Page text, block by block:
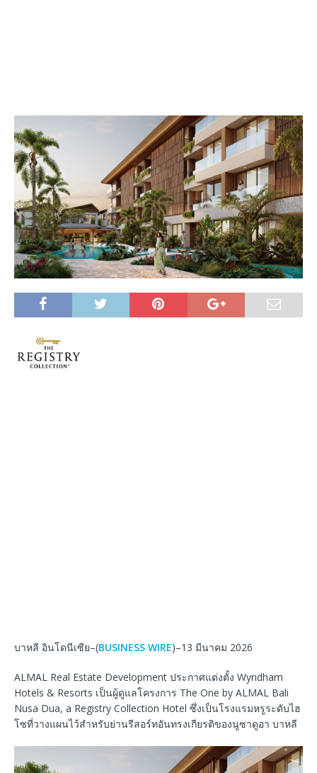
บาหลี อินโดนีเซีย–(BUSINESS WIRE)–13 มีนาคม 2026
ALMAL Real Estate Development ประกาศแต่งตั้ง Wyndham
Hotels & Resorts เป็นผู้ดูแลโครงการ The One by ALMAL Bali
Nusa Dua, a Registry Collection Hotel ซึ่งเป็นโรงแรมหรูระดับไฮ
โซที่วางแผนไว้สำหรับย่านรีสอร์ทอันทรงเกียรติของนูซาดูอา บาหลี